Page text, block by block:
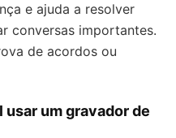
e ajuda a resolver
conversas importantes.
de acordos ou
usar um gravador de